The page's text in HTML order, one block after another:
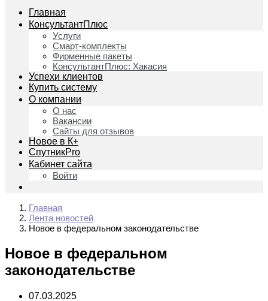
Главная
КонсультантПлюс
Услуги
Смарт-комплекты
Фирменные пакеты
КонсультантПлюс: Хакасия
Успехи клиентов
Купить систему
О компании
О нас
Вакансии
Сайты для отзывов
Новое в К+
СпутникPro
Кабинет сайта
Войти
Главная
Лента новостей
Новое в федеральном законодательстве
Новое в федеральном
законодательстве
07.03.2025